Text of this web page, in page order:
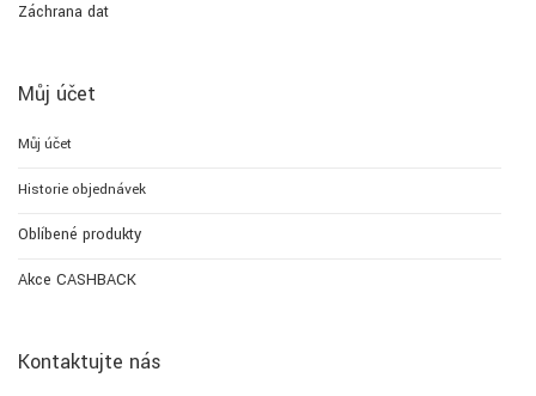
Záchrana dat
Můj účet
Můj účet
Historie objednávek
Oblíbené produkty
Akce CASHBACK
Kontaktujte nás